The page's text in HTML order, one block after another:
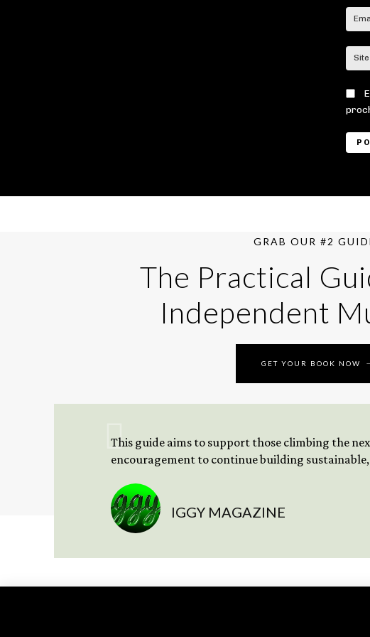
GRAB OUR #2
The Practical
Independent
GET YOUR BOOK NOW
This guide aims to support those climbing the
encouragement to continue building
IGGY MAGAZINE